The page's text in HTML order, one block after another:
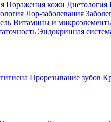
Поражения кожи Диетология
Лор-заболевания
Витамины и
Эндокринная
Прорезывание зубов